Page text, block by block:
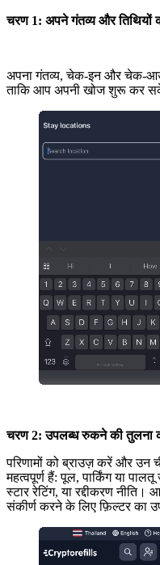
चरण 1: अपने गंतव्य और तिथियों
अपना गंतव्य, चेक-इन और चेक-
ताकि आप अपनी खोज शुरू कर
चरण 2: उपलब्ध रुकने की तुलना
परिणामों को ब्राउज़ करें और
महत्वपूर्ण हैं: पूल, पार्किंग या
स्टार रेटिंग, या रद्दीकरण
संकीर्ण करने के लिए फ़िल्टर का